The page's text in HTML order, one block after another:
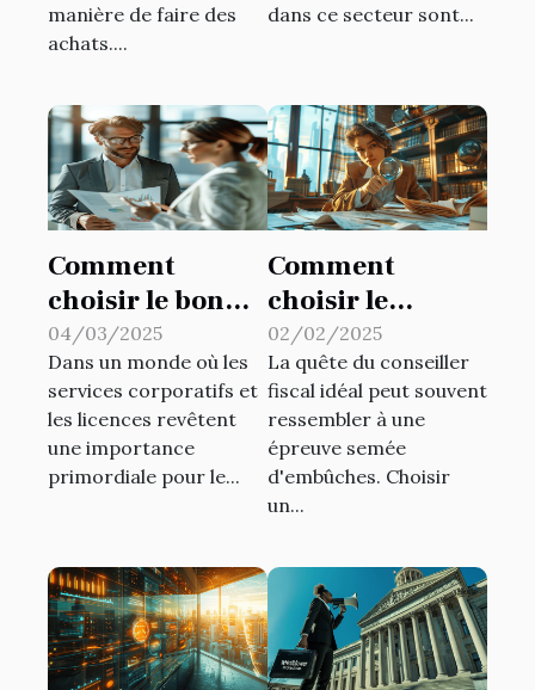
manière de faire des
achats....
dans ce secteur sont...
Comment
choisir le bon
partenaire pour
les services
corporatifs et
licences
04/03/2025
Dans un monde où les
services corporatifs et
les licences revêtent
une importance
primordiale pour le...
Comment
choisir le
meilleur
conseiller fiscal
pour vos besoins
personnels
02/02/2025
La quête du conseiller
fiscal idéal peut souvent
ressembler à une
épreuve semée
d'embûches. Choisir
un...